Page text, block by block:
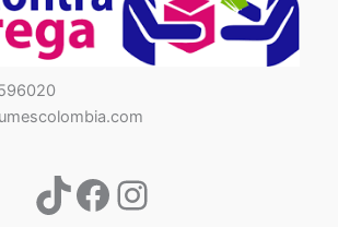
TikTokFacebook
Instagram